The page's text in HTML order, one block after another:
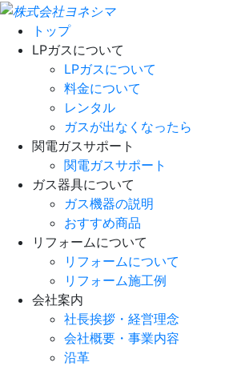
トップ
LPガスについて
LPガスについて
料金について
レンタル
ガスが出なくなったら
関電ガスサポート
関電ガスサポート
ガス器具について
ガス機器の説明
おすすめ商品
リフォームについて
リフォームについて
リフォーム施工例
会社案内
社長挨拶・経営理念
会社概要・事業内容
沿革